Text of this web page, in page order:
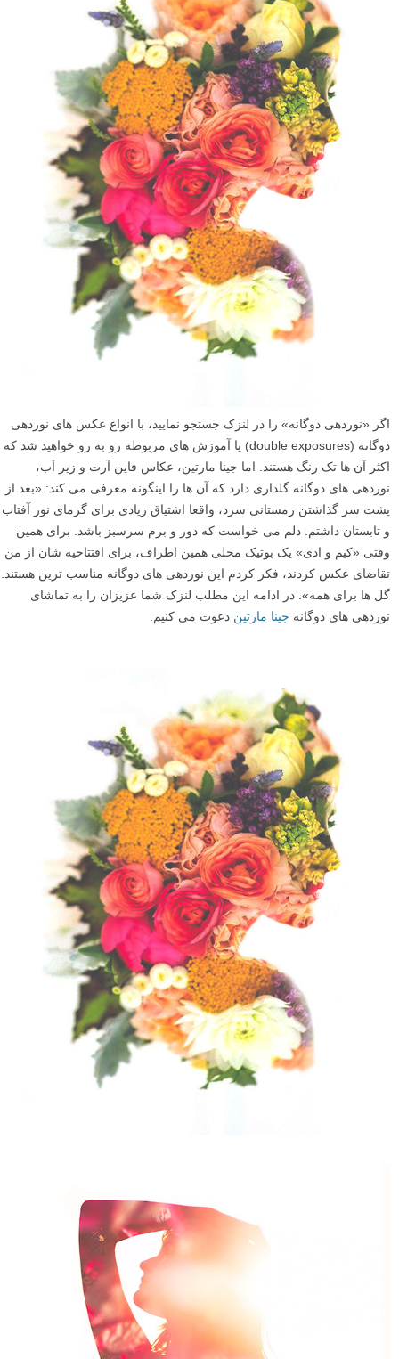
اگر «نوردهی دوگانه» را در لنزک جستجو نمایید، با انواع عکس های نوردهی
دوگانه (double exposures) یا آموزش های مربوطه رو به رو خواهید شد که
اکثر آن ها تک رنگ هستند. اما جینا مارتین، عکاس فاین آرت و زیر آب،
نوردهی های دوگانه گلداری دارد که آن ها را اینگونه معرفی می کند: «بعد از
پشت سر گذاشتن زمستانی سرد، واقعا اشتیاق زیادی برای گرمای نور آفتاب
و تابستان داشتم. دلم می خواست که دور و برم سرسبز باشد. برای همین
وقتی «کیم و ادی» یک بوتیک محلی همین اطراف، برای افتتاحیه شان از من
تقاضای عکس کردند، فکر کردم این نوردهی های دوگانه مناسب ترین هستند.
گل ها برای همه». در ادامه این مطلب لنزک شما عزیزان را به تماشای
نوردهی های دوگانه جینا مارتین دعوت می کنیم.